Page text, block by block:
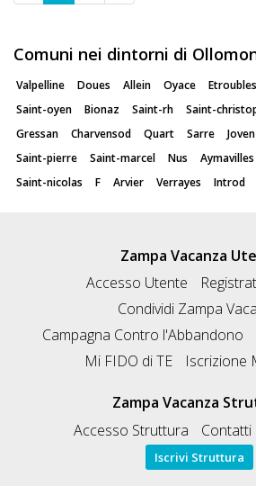
Comuni nei dintorni di
Valpelline Doues Allein Oyace Etroubles
Saint-oyen
Bionaz Saint-rh Saint-
Gressan
Charvensod Quart Sarre Joven
Saint-pierre
Saint-marcel Nus Aymavilles
Saint-nicolas
F Arvier Verrayes Introd
Zampa Vacanza
Accesso Utente
Condividi Zampa
Campagna Contro l'Abbandono
Mi FIDO di TE
Iscrizione
Zampa Vacanza
Accesso Struttura
Contatti
Iscrivi Struttura